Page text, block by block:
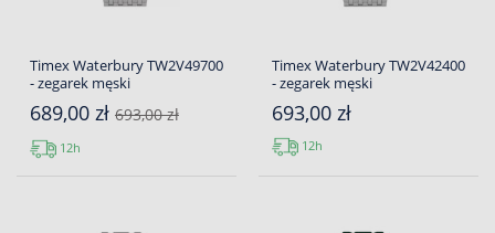
Timex Waterbury TW2V49700
- zegarek męski
689,00 zł 693,00 zł
12h
Timex Waterbury TW2V42400
- zegarek męski
693,00 zł
12h